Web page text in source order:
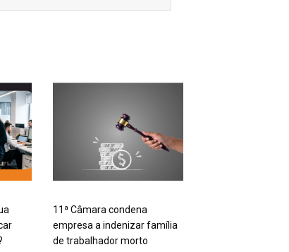
11ª Câmara condena
empresa a indenizar família
de trabalhador morto